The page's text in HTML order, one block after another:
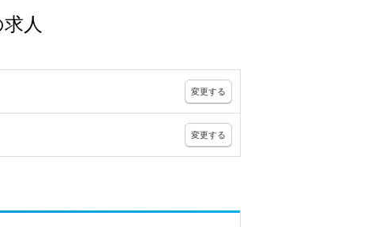
求人
変更する
変更する